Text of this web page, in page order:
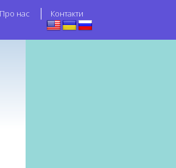
Про нас Контакти